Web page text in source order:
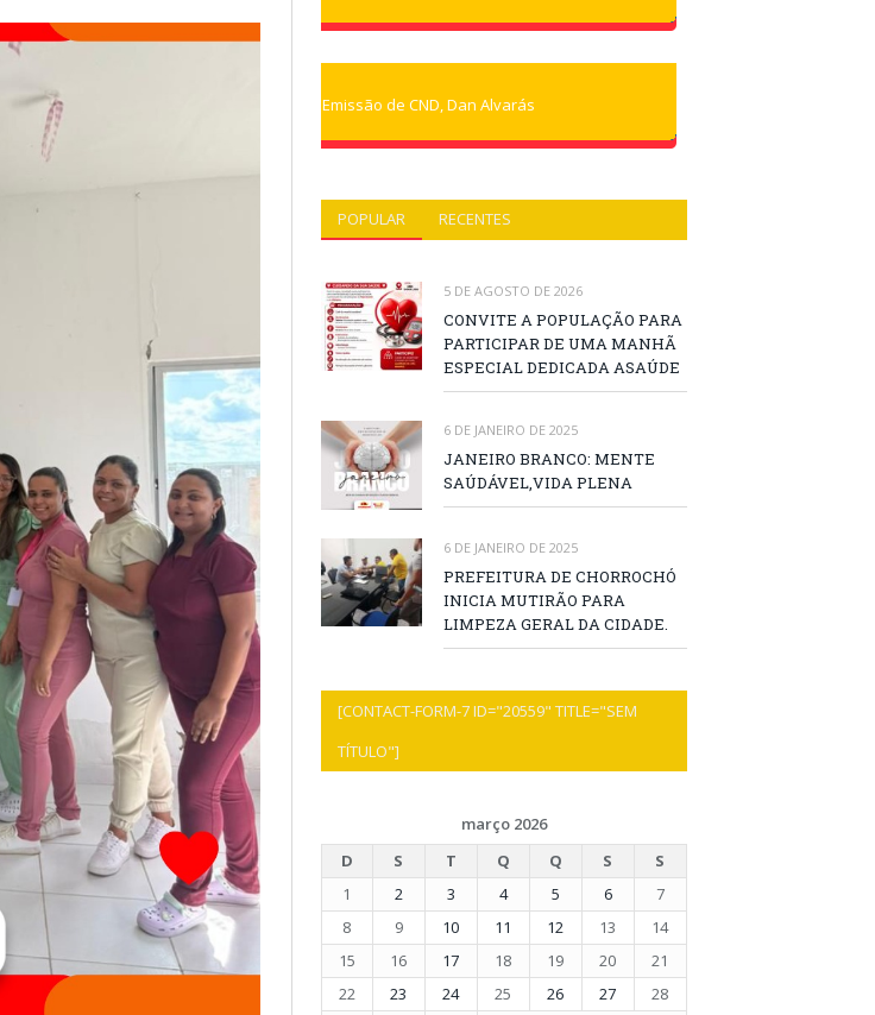
Emissão de CND, Dan Alvarás
POPULAR RECENTES
5 DE AGOSTO DE 2026
CONVITE A POPULAÇÃO PARA
PARTICIPAR DE UMA MANHÃ
ESPECIAL DEDICADA ASAÚDE
6 DE JANEIRO DE 2025
JANEIRO BRANCO: MENTE
SAÚDÁVEL,VIDA PLENA
6 DE JANEIRO DE 2025
PREFEITURA DE CHORROCHÓ
INICIA MUTIRÃO PARA
LIMPEZA GERAL DA CIDADE.
[CONTACT-FORM-7 ID="20559" TITLE="SEM
TÍTULO"]
março 2026
D
S T Q Q S
S
1
2 3 4 5 6
7
8
9 10 11 12 13
14
15
16 17 18 19 20
21
22
23 24 25 26 27 28